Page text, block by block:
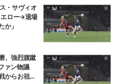
・サヴィオ
エロー→退場
か」
、強烈腹蹴
ァン物議
からお祖母